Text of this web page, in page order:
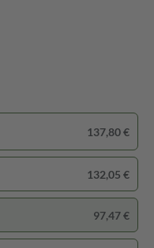
137,80 €
132,05 €
97,47 €